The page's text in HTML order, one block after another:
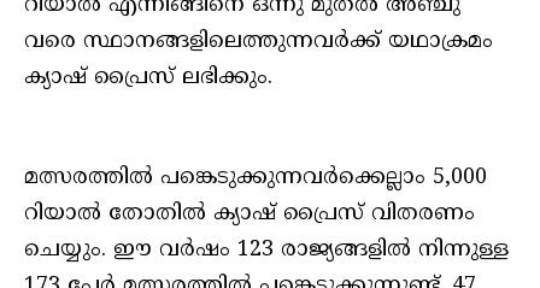
വരെ സ്ഥാനങ്ങളിലെത്തുന്നവര്‍ക്ക് യഥാക്രമം
ക്യാഷ് പ്രൈസ് ലഭിക്കും.
മത്സരത്തില്‍ പങ്കെടുക്കുന്നവര്‍ക്കെല്ലാം 5,000
റിയാല്‍ തോതില്‍ ക്യാഷ് പ്രൈസ് വിതരണം
ചെയ്യും. ഈ വര്‍ഷം 123 രാജ്യങ്ങളില്‍ നിന്നുള്ള